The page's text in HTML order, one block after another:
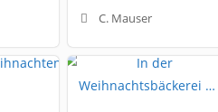
C. Mauser